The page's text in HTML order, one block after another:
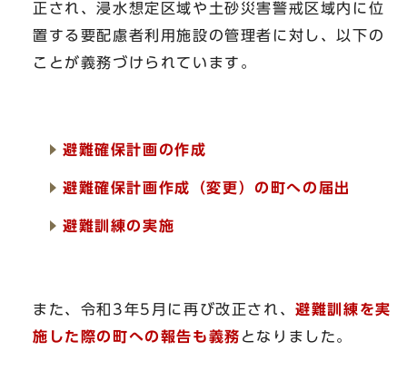
正され、浸水想定区域や土砂災害警戒区域内に位
置する要配慮者利用施設の管理者に対し、以下の
ことが義務づけられています。
避難確保計画の作成
避難確保計画作成（変更）の町への届出
避難訓練の実施
また、令和3年5月に再び改正され、避難訓練を実
施した際の町への報告も義務 となりました。